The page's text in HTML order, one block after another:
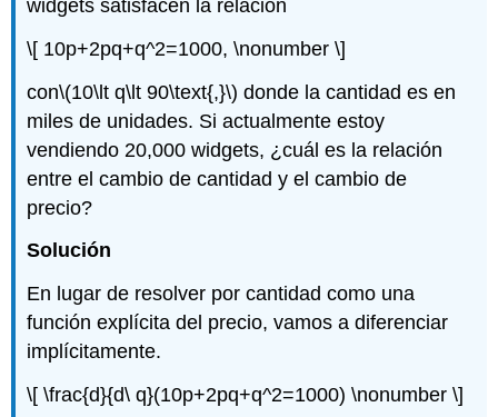
widgets satisfacen la relación
\[ 10p+2pq+q^2=1000, \nonumber \]
con\(10\lt q\lt 90\text{,}\) donde la cantidad es en
miles de unidades. Si actualmente estoy
vendiendo 20,000 widgets, ¿cuál es la relación
entre el cambio de cantidad y el cambio de
precio?
Solución
En lugar de resolver por cantidad como una
función explícita del precio, vamos a diferenciar
implícitamente.
\[ \frac{d}{d\ q}(10p+2pq+q^2=1000) \nonumber \]